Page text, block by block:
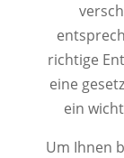
richtige
eine
ein
Um Ihnen